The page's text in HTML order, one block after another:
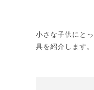
小さな子供にと
具を紹介します。